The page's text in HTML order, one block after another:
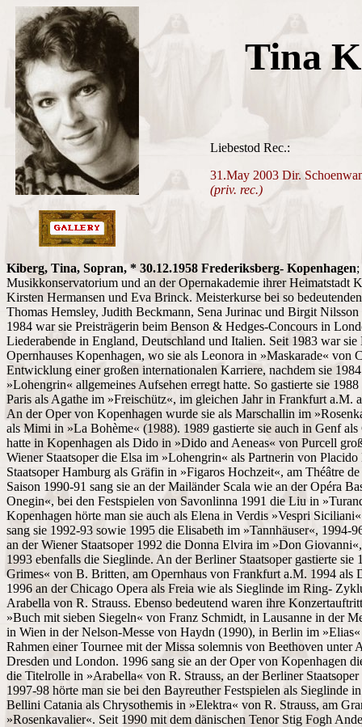
Tina
Liebestod Rec.:
31.May 2003 Dir.
(priv. rec.)
Kiberg, Tina, Sopran, * 30.12.1958 Frederiksberg- Kopenhagen
Musikkonservatorium und an der Opernakademie ihrer Heimatstadt
Kirsten Hermansen und Eva Brinck. Meisterkurse bei so
Thomas Hemsley, Judith Beckmann, Sena Jurinac und Birgit
1984 war sie Preisträgerin beim Benson & Hedges-Concours in
Liederabende in England, Deutschland und Italien. Seit 1983 war
Opernhauses Kopenhagen, wo sie als Leonora in »Maskarade« von
Entwicklung einer großen internationalen Karriere, nachdem sie
»Lohengrin« allgemeines Aufsehen erregt hatte. So gastierte sie
Paris als Agathe im »Freischütz«, im gleichen Jahr in Frankfurt a.M.
An der Oper von Kopenhagen wurde sie als Marschallin im
als Mimi in »La Bohème« (1988). 1989 gastierte sie auch in Genf
hatte in Kopenhagen als Dido in »Dido and Aeneas« von Purcell
Wiener Staatsoper die Elsa im »Lohengrin« als Partnerin von
Staatsoper Hamburg als Gräfin in »Figaros Hochzeit«, am Théâtre
Saison 1990-91 sang sie an der Mailänder Scala wie an der Opéra
Onegin«, bei den Festspielen von Savonlinna 1991 die Liu in
Kopenhagen hörte man sie auch als Elena in Verdis »Vespri
sang sie 1992-93 sowie 1995 die Elisabeth im »Tannhäuser«, 1994-
an der Wiener Staatsoper 1992 die Donna Elvira im »Don
1993 ebenfalls die Sieglinde. An der Berliner Staatsoper gastierte
Grimes« von B. Britten, am Opernhaus von Frankfurt a.M. 1994 als
1996 an der Chicago Opera als Freia wie als Sieglinde im Ring-
Arabella von R. Strauss. Ebenso bedeutend waren ihre
»Buch mit sieben Siegeln« von Franz Schmidt, in Lausanne in der
in Wien in der Nelson-Messe von Haydn (1990), in Berlin im
Rahmen einer Tournee mit der Missa solemnis von Beethoven
Dresden und London. 1996 sang sie an der Oper von Kopenhagen
die Titelrolle in »Arabella« von R. Strauss, an der Berliner
1997-98 hörte man sie bei den Bayreuther Festspielen als Sieglinde
Bellini Catania als Chrysothemis in »Elektra« von R. Strauss, am
»Rosenkavalier«. Seit 1990 mit dem dänischen Tenor Stig Fogh